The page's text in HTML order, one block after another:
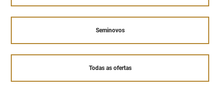
Seminovos
Todas as ofertas